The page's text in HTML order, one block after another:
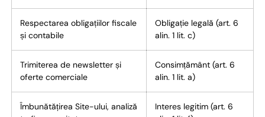
Respectarea obligațiilor fiscale
și contabile
Obligație legală (art. 6
alin. 1 lit. c)
Trimiterea de newsletter și
oferte comerciale
Consimțământ (art. 6
alin. 1 lit. a)
Îmbunătățirea Site-ului, analiză
Interes legitim (art. 6